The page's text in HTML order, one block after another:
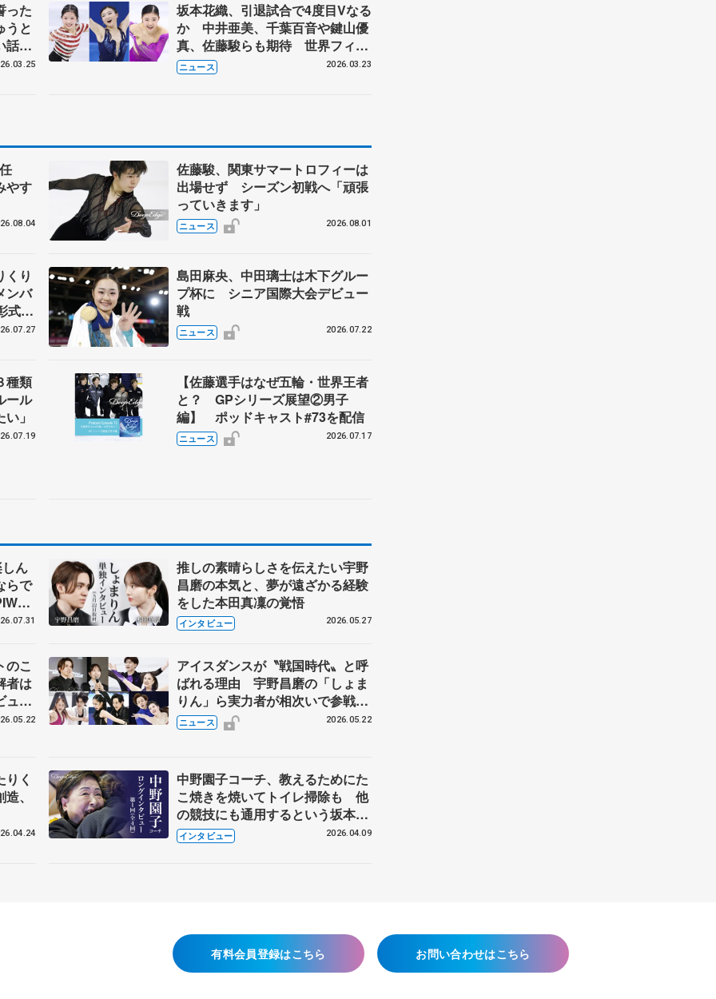
った
うと
話は
公式
坂本花織、引退試合で4度目Vなる
か 中井亜美、千葉百音や鍵山優
真、佐藤駿らも期待 世界フィギ
ュア25日開幕
ニュース 2026.03.23
やす
佐藤駿、関東サマートロフィーは
出場せず シーズン初戦へ「頑張
っていきます」
ニュース 2026.08.01
くり
ンバ
式、
園子
島田麻央、中田璃士は木下グルー
プ杯に シニア国際大会デビュー
戦
ニュース 2026.07.22
種類
ール
」
【佐藤選手はなぜ五輪・世界王者
と？ GPシリーズ展望②男子
編】 ポッドキャスト#73を配信
ニュース 2026.07.17
ん
らで
前
推しの素晴らしさを伝えたい宇野
昌磨の本気と、夢が遠ざかる経験
をした本田真凜の覚悟
インタビュー 2026.05.27
のこ
者は
ュー
人、
アイスダンスが〝戦国時代〟と呼
ばれる理由 宇野昌磨の「しょま
りん」ら実力者が相次いで参戦
国内の競争激化
ニュース 2026.05.22
く
、
中野園子コーチ、教えるためにた
こ焼きを焼いてトイレ掃除も 他
の競技にも通用するという坂本花
織の筋肉
インタビュー 2026.04.09
有料会員登録はこちら お問い合わせはこちら